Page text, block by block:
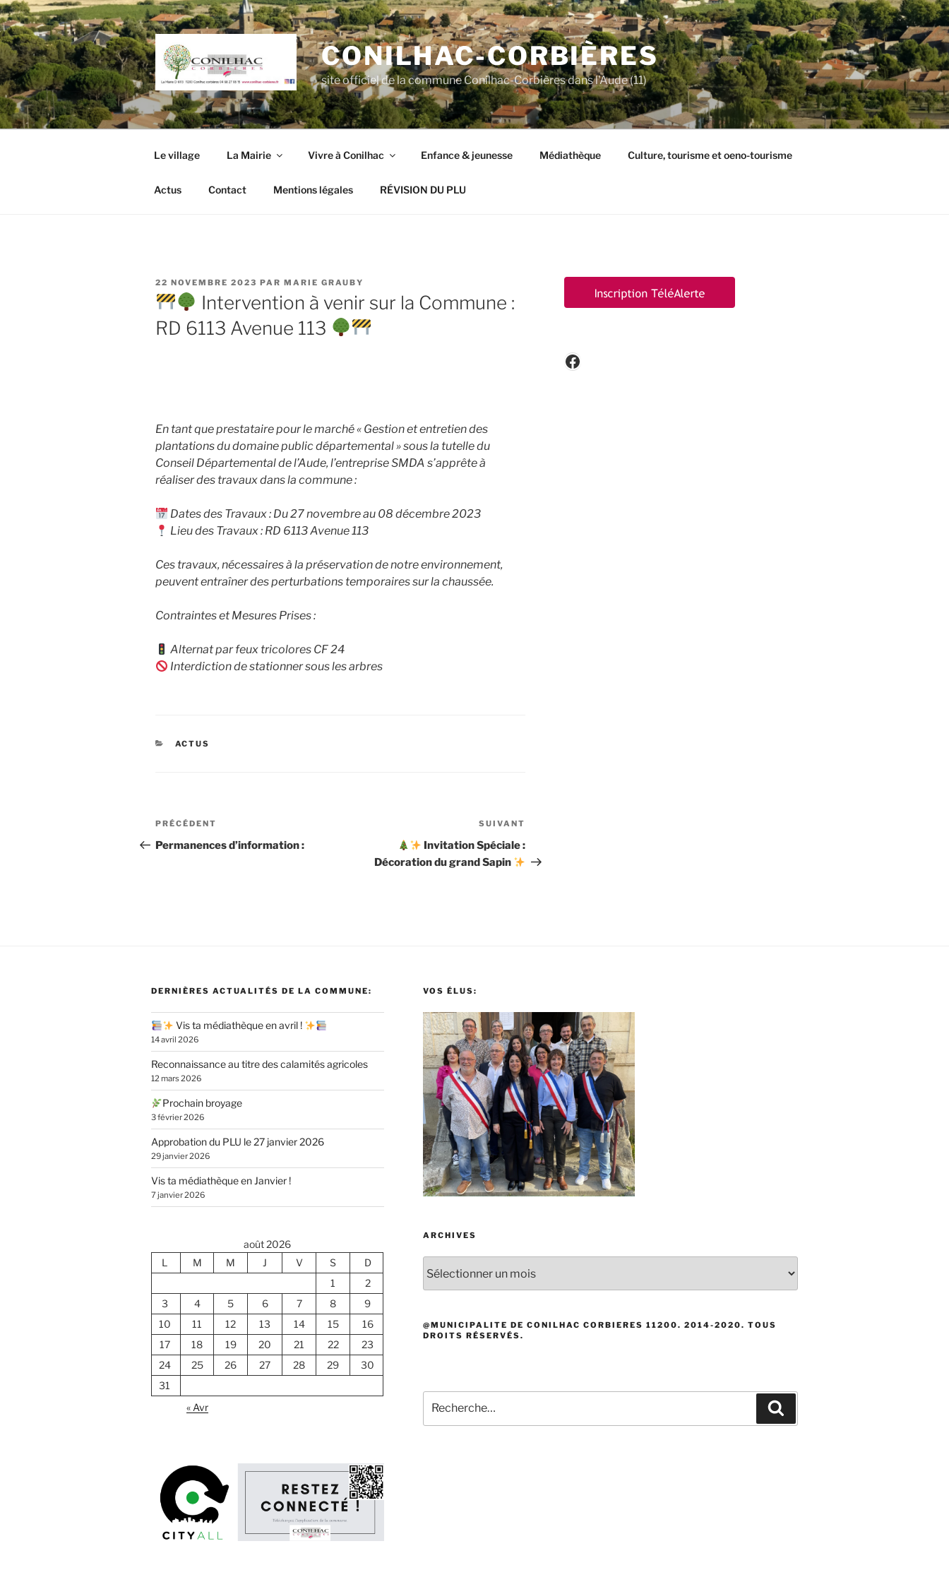
Aller
au
contenu
principal
CONILHAC-CORBIÈRES
site officiel de la commune Conilhac-Corbières dans l'Aude (11)
Le village La Mairie Vivre à Conilhac Enfance & jeunesse Médiathèque Culture, tourisme et oeno-tourisme
Actus Contact Mentions légales RÉVISION DU PLU
PUBLIÉ
LE
22 NOVEMBRE 2023 PAR MARIE GRAUBY
Intervention à venir sur la Commune :
RD 6113 Avenue 113
En tant que prestataire pour le marché « Gestion et entretien des
plantations du domaine public départemental » sous la tutelle du
Conseil Départemental de l’Aude, l’entreprise SMDA s’apprête à
réaliser des travaux dans la commune :
Dates des Travaux : Du 27 novembre au 08 décembre 2023
Lieu des Travaux : RD 6113 Avenue 113
Ces travaux, nécessaires à la préservation de notre environnement,
peuvent entraîner des perturbations temporaires sur la chaussée.
Contraintes et Mesures Prises :
Alternat par feux tricolores CF 24
Interdiction de stationner sous les arbres
CATÉGORIES
ACTUS
Navigation
de
Article
précédent
PRÉCÉDENT
Permanences d’information :
suivant
SUIVANT
Invitation Spéciale :
Décoration du grand Sapin
Facebook
DERNIÈRES ACTUALITÉS DE LA COMMUNE:
Vis ta médiathèque en avril !
14 avril 2026
Reconnaissance au titre des calamités agricoles
12 mars 2026
Prochain broyage
3 février 2026
Approbation du PLU le 27 janvier 2026
29 janvier 2026
Vis ta médiathèque en Janvier !
7 janvier 2026
août 2026
L
M M J V S
D
1
2
3
4 5 6 7 8
9
10
11 12 13 14 15
16
17
18 19 20 21 22
23
24
25 26 27 28 29
30
31
« Avr
VOS ÉLUS:
ARCHIVES
@MUNICIPALITE DE CONILHAC CORBIERES 11200. 2014-2020. TOUS
DROITS RÉSERVÉS.
pour
: